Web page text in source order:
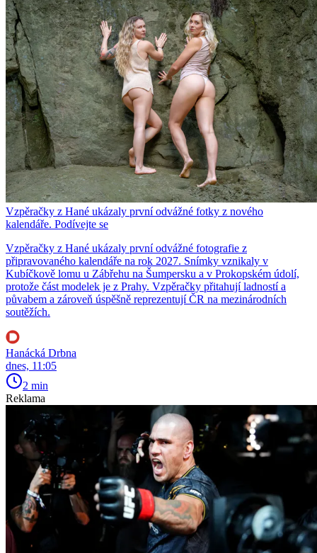
Vzpěračky z Hané ukázaly první odvážné fotky z nového
kalendáře. Podívejte se
Vzpěračky z Hané ukázaly první odvážné fotografie z
připravovaného kalendáře na rok 2027. Snímky vznikaly v
Kubíčkově lomu u Zábřehu na Šumpersku a v Prokopském údolí,
protože část modelek je z Prahy. Vzpěračky přitahují ladností a
půvabem a zároveň úspěšně reprezentují ČR na mezinárodních
soutěžích.
Hanácká Drbna
dnes, 11:05
2 min
Reklama